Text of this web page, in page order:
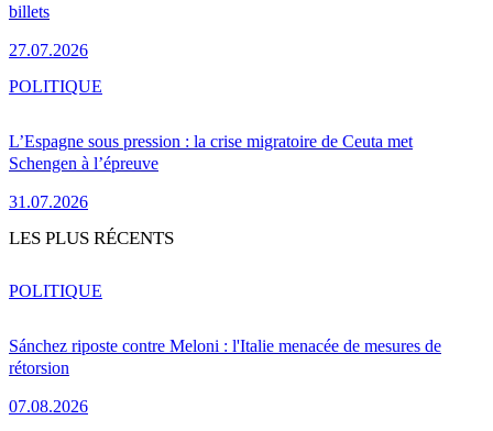
billets
27.07.2026
L’Espagne sous pression : la crise migratoire de Ceuta met
Schengen à l’épreuve
31.07.2026
POLITIQUE
LES PLUS RÉCENTS
Sánchez riposte contre Meloni : l'Italie menacée de mesures de
rétorsion
07.08.2026
POLITIQUE